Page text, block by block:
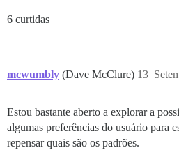
6 curtidas
mcwumbly (Dave McClure) 13
Estou bastante aberto a explorar a
algumas preferências do usuário para
repensar quais são os padrões.